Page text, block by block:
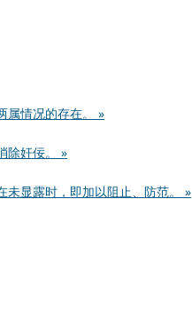
属情况的存在。 »
除奸佞。 »
未显露时，即加以阻止、防范。 »